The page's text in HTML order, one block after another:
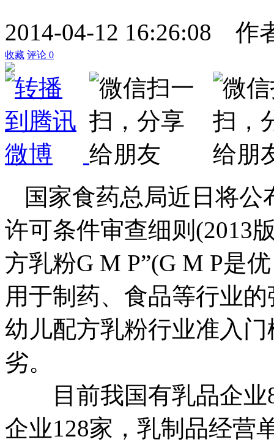
2014-04-12 16:26:08 作
收藏 评论 0
国家食药总局近日将
许可条件审查细则(2013
方乳粉G M P”(G M P是
用于制药、食品等行业
幼儿配方乳粉行业准入
劣。
目前我国有乳品企业
企业128家，乳制品经营